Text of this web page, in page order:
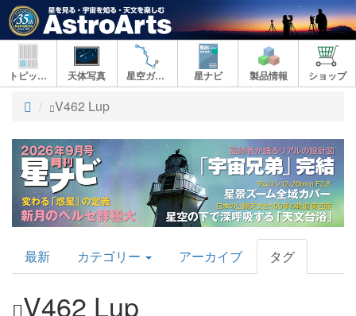
トピックス 天体写真 星空ガイド 星ナビ 製品情報 ショップ
ト
プ
V462 Lup
AstroArts
Topics
最新 カテゴリー アーカイブ タグ
V462 Lup